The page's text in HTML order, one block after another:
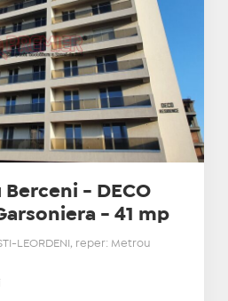
- DECO
- 41 mp
LEORDENI, reper: Metrou